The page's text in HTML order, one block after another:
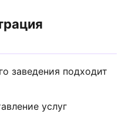
заведения подходит
услуг